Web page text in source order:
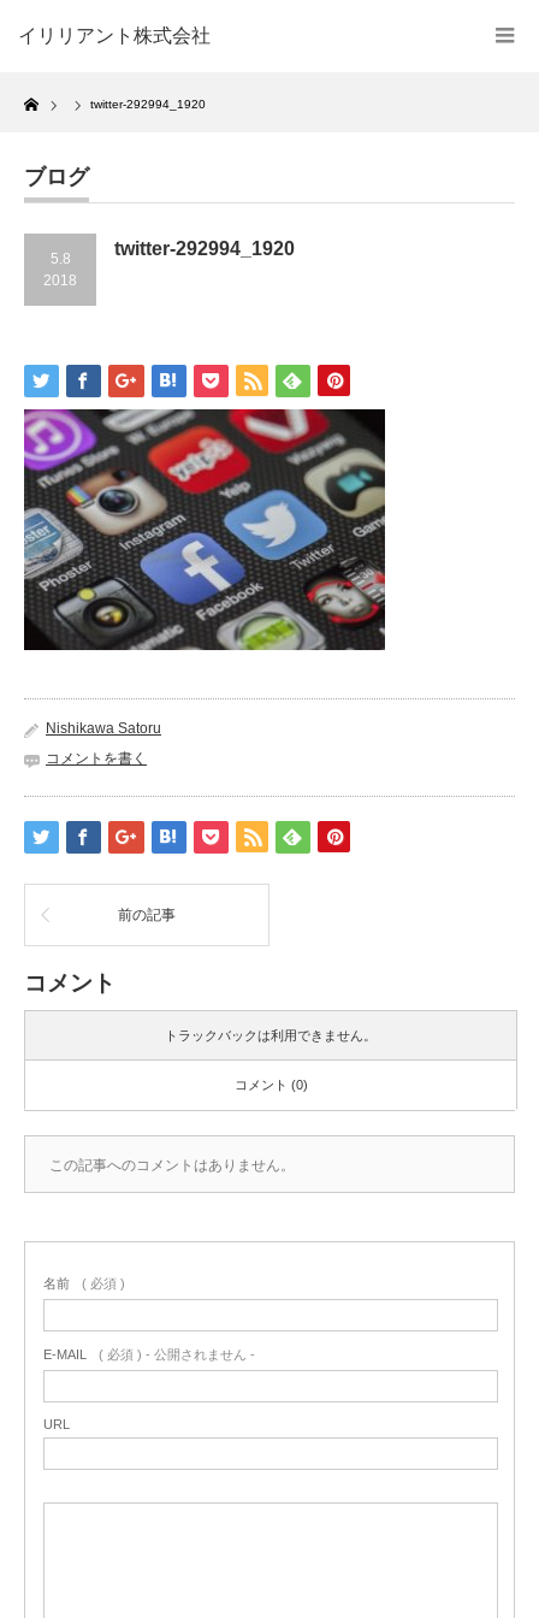
イリリアント株式会社
Home
twitter-292994_1920
ブログ
5.8
2018
twitter-292994_1920
Nishikawa Satoru
コメントを書く
前の記事
コメント
トラックバックは利用できません。
コメント (0)
この記事へのコメントはありません。
名前 ( 必須 )
E-MAIL ( 必須 ) - 公開されません -
URL